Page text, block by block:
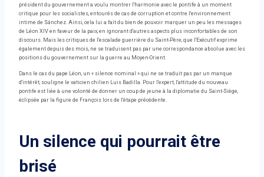
président du gouvernement a voulu montrer l'harmonie avec le pontife à un moment
critique pour les socialistes, entourés de cas de corruption et contre l'environnement
intime de Sánchez. Ainsi, cela lui a fait du bien de pouvoir marquer un peu les messages
de Léon XIV en faveur de la paix, en ignorant d'autres aspects plus inconfortables de son
discours. Mais les critiques de l'escalade guerrière du Saint-Père, que l'Exécutif exprime
également depuis des mois, ne se traduisent pas par une correspondance absolue avec les
positions du gouvernement sur la guerre au Moyen-Orient.
Dans le cas du pape Léon, un « silence nominal » qui ne se traduit pas par un manque
d'intérêt, souligne le vaticien chilien Luis Badilla. Pour l'expert, l'attitude du nouveau
pontife est liée à une volonté de donner un coup de jeune à la diplomatie du Saint-Siège,
éclipsée par la figure de François lors de l'étape précédente.
Un silence qui pourrait être
brisé